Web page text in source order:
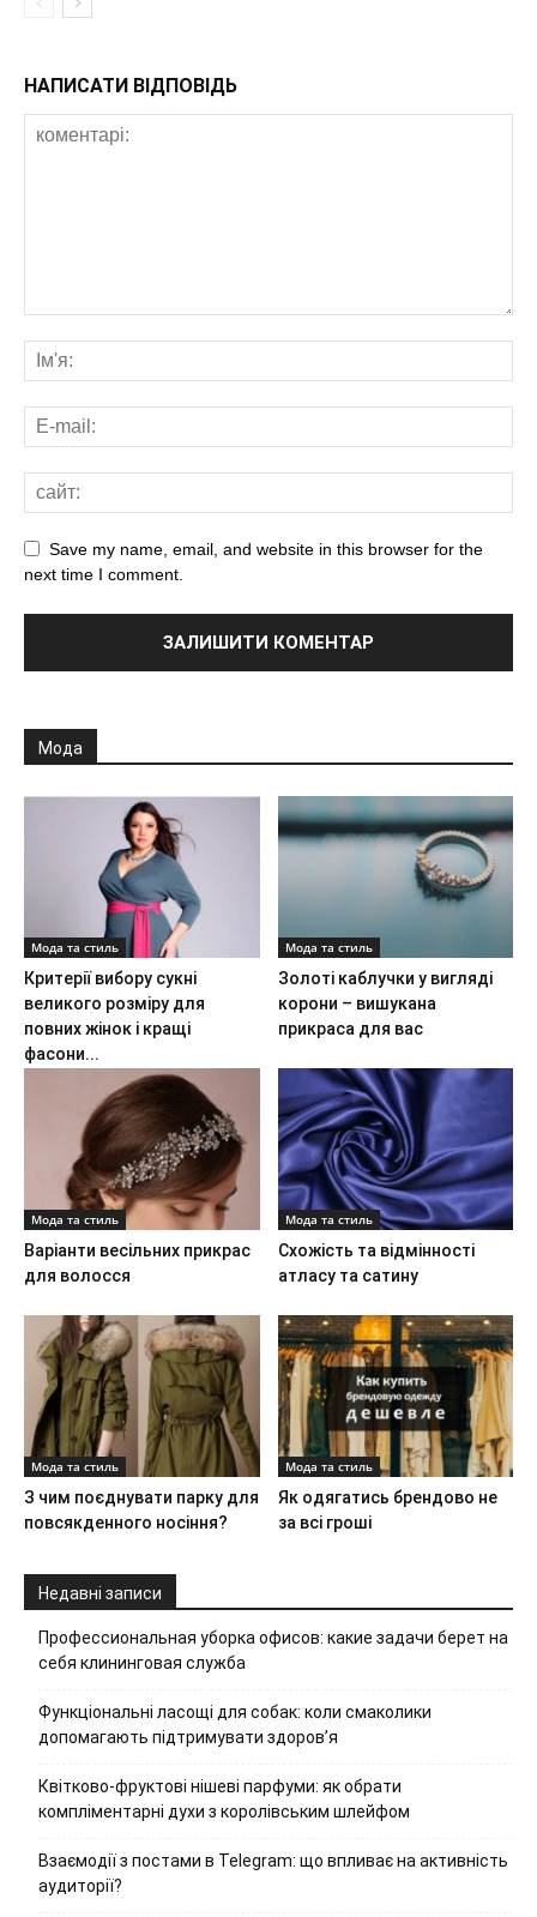
НАПИСАТИ ВІДПОВІДЬ
Save my name, email, and website in this browser for the
next time I comment.
Мода
Мода та стиль
Критерії вибору сукні
великого розміру для
повних жінок і кращі
фасони...
Мода та стиль
Золоті каблучки у вигляді
корони – вишукана
прикраса для вас
Мода та стиль
Варіанти весільних прикрас
для волосся
Мода та стиль
Схожість та відмінності
атласу та сатину
Мода та стиль
З чим поєднувати парку для
повсякденного носіння?
Мода та стиль
Як одягатись брендово не
за всі гроші
Недавні записи
Профессиональная уборка офисов: какие задачи берет на
себя клининговая служба
Функціональні ласощі для собак: коли смаколики
допомагають підтримувати здоров’я
Квітково-фруктові нішеві парфуми: як обрати
компліментарні духи з королівським шлейфом
Взаємодії з постами в Telegram: що впливає на активність
аудиторії?